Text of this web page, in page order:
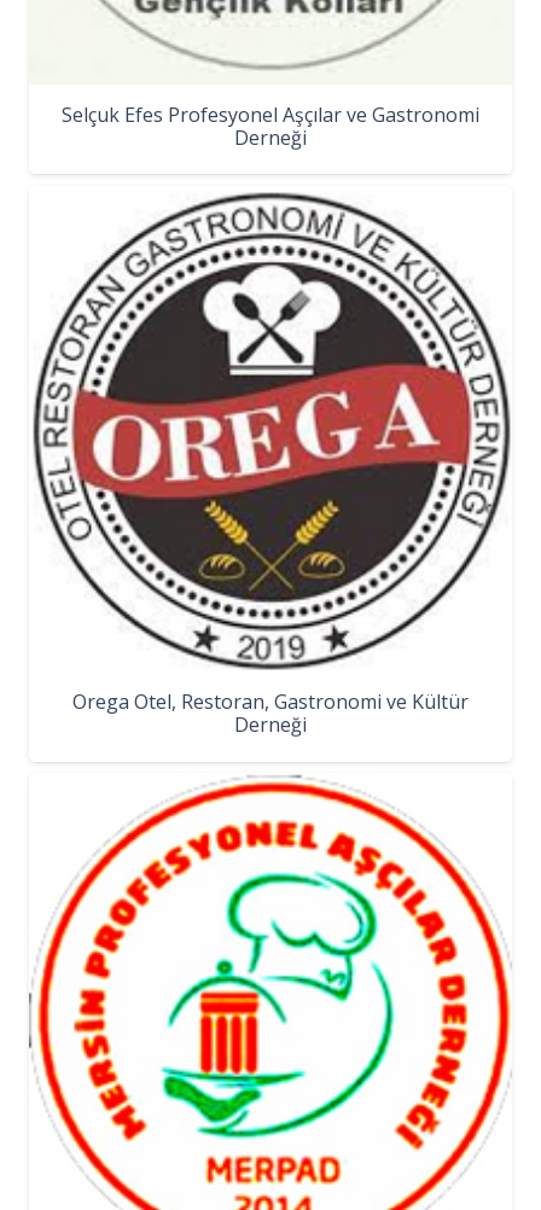
Selçuk Efes Profesyonel Aşçılar ve Gastronomi
Derneği
Orega Otel, Restoran, Gastronomi ve Kültür
Derneği